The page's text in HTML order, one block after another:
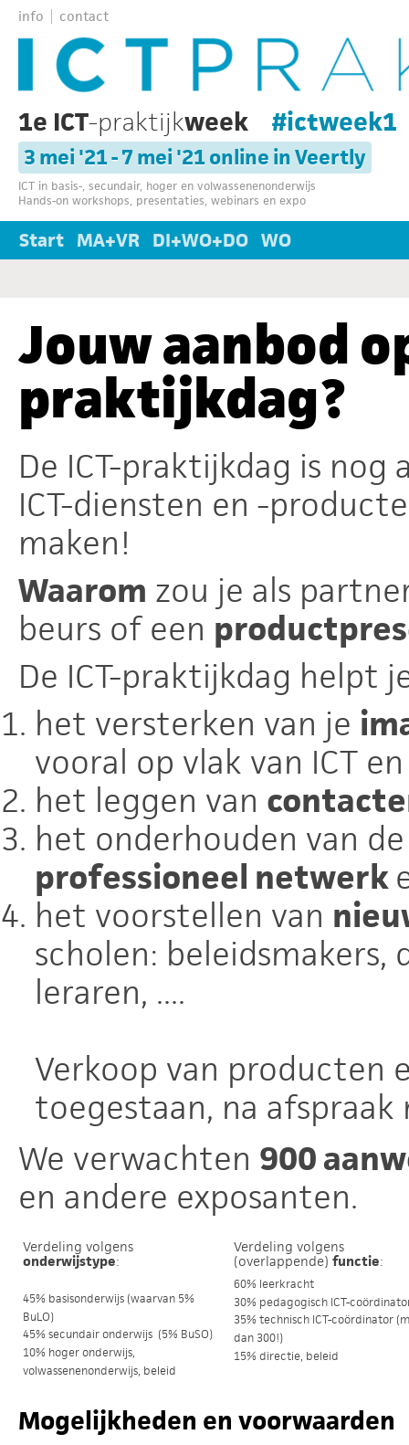
info contact
1e ICT-praktijkweek #ictweek1
3 mei '21 - 7 mei '21 online in Veertly
ICT in basis-, secundair, hoger en volwassenenonderwijs
Hands-on workshops, presentaties, webinars en expo
Start MA+VR DI+WO+DO WO
Jouw aanbod
praktijkdag?
De ICT-praktijkdag is
ICT-diensten en -
maken!
Waarom zou je als
beurs of een
De ICT-praktijkdag helpt
het versterken van je
vooral op vlak van ICT
het leggen van
het onderhouden van de
professioneel netwerk
het voorstellen van
scholen: beleidsmakers,
leraren, ....
Verkoop van producten
toegestaan, na
We verwachten 900
en andere exposanten.
Verdeling volgens
onderwijstype:
45% basisonderwijs (waarvan 5%
BuLO)
45% secundair onderwijs (5% BuSO)
10% hoger onderwijs,
volwassenenonderwijs, beleid
Verdeling volgens
(overlappende) functie:
60% leerkracht
30% pedagogisch ICT-
35% technisch ICT-coördinator
dan 300!)
15% directie, beleid
Mogelijkheden en voorwaarden